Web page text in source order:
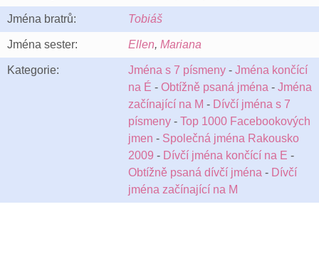
Jména bratrů: Tobiáš
Jména sester: Ellen, Mariana
Kategorie: Jména s 7 písmeny - Jména končící
na É - Obtížně psaná jména - Jména
začínající na M - Dívčí jména s 7
písmeny - Top 1000 Facebookových
jmen - Společná jména Rakousko
2009 - Dívčí jména končící na E -
Obtížně psaná dívčí jména - Dívčí
jména začínající na M